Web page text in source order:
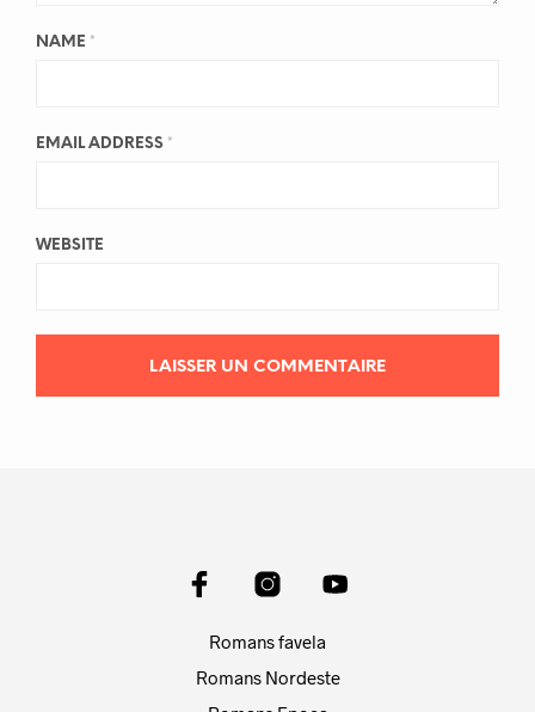
NAME *
EMAIL ADDRESS *
WEBSITE
Romans favela
Romans Nordeste